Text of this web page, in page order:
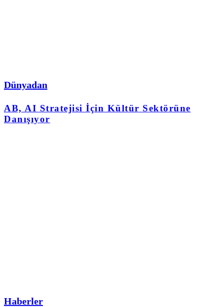
Dünyadan
AB, AI Stratejisi İçin Kültür Sektörüne
Danışıyor
Haberler